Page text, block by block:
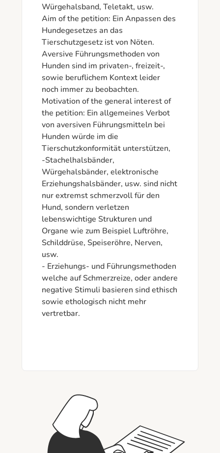
Würgehalsband, Teletakt, usw.
Aim of the petition: Ein Anpassen des
Hundegesetzes an das
Tierschutzgesetz ist von Nöten.
Aversive Führungsmethoden von
Hunden sind im privaten-, freizeit-,
sowie beruflichem Kontext leider
noch immer zu beobachten.
Motivation of the general interest of
the petition: Ein allgemeines Verbot
von aversiven Führungsmitteln bei
Hunden würde im die
Tierschutzkonformität unterstützen,
-Stachelhalsbänder,
Würgehalsbänder, elektronische
Erziehungshalsbänder, usw. sind nicht
nur extremst schmerzvoll für den
Hund, sondern verletzen
lebenswichtige Strukturen und
Organe wie zum Beispiel Luftröhre,
Schilddrüse, Speiseröhre, Nerven,
usw.
- Erziehungs- und Führungsmethoden
welche auf Schmerzreize, oder andere
negative Stimuli basieren sind ethisch
sowie ethologisch nicht mehr
vertretbar.